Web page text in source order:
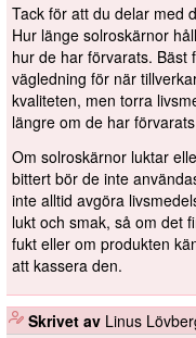
Tack för att du delar med
Hur länge solroskärnor
hur de har förvarats. Bäst
vägledning för när
kvaliteten, men torra
längre om de har
Om solroskärnor luktar
bittert bör de inte
inte alltid avgöra
lukt och smak, så om det
fukt eller om produkten
att kassera den.
Skrivet av Linus